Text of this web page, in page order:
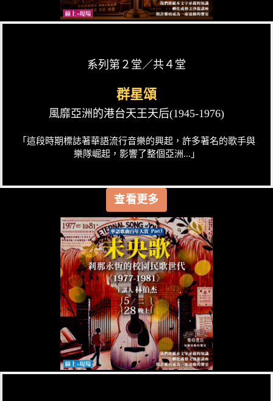
系列第２堂／共４堂
群星頌
風靡亞洲的港台天王天后(1945-1976)
「這段時期標誌著華語流行音樂的興起，許多著名的歌手與
樂隊崛起，影響了整個亞洲...」
查看更多